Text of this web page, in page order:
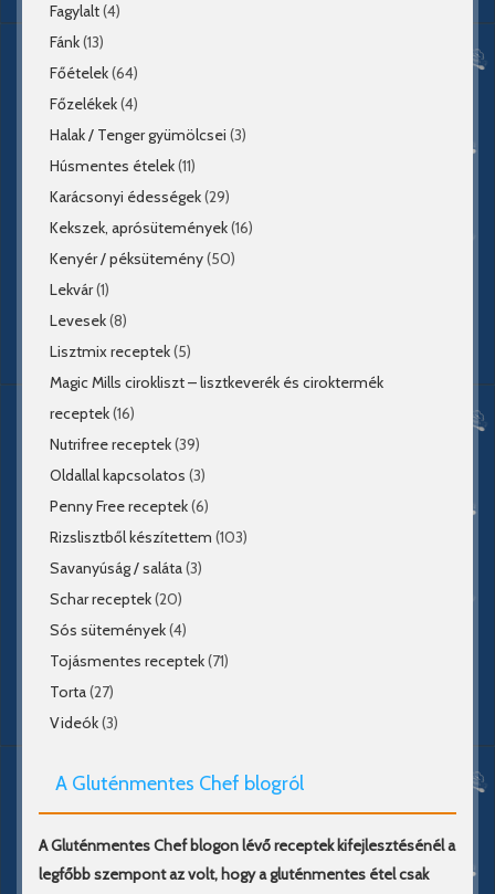
Fagylalt(4)
Fánk(13)
Főételek(64)
Főzelékek(4)
Halak / Tenger gyümölcsei (3)
Húsmentes ételek(11)
Karácsonyi édességek(29)
Kekszek, aprósütemények(16)
Kenyér / péksütemény(50)
Lekvár(1)
Levesek(8)
Lisztmix receptek(5)
Magic Mills cirokliszt – lisztkeverék és ciroktermék
receptek(16)
Nutrifree receptek(39)
Oldallal kapcsolatos (3)
Penny Free receptek(6)
Rizslisztből készítettem (103)
Savanyúság / saláta(3)
Schar receptek(20)
Sós sütemények(4)
Tojásmentes receptek(71)
Torta(27)
Videók(3)
A Gluténmentes Chef blogról
A Gluténmentes Chef blogon lévő receptek kifejlesztésénél a
legfőbb szempont az volt, hogy a gluténmentes étel csak